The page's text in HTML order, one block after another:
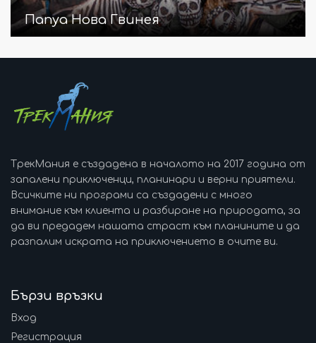
Папуа Нова Гвинея
ТрекМания е създадена в началото на 2017 година от
запалени приключенци, планинари и верни приятели.
Всичките ни програми са създадени с много
внимание към клиента и разбиране на природата, за
да ви предадем нашата страст към планините и да
разпалим искрата на приключението в очите ви.
Бързи връзки
Вход
Регистрация